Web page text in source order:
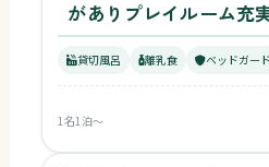
がありプレイルーム充
貸切風呂 離乳食 ベッドガード
1名1泊〜
56キッズ